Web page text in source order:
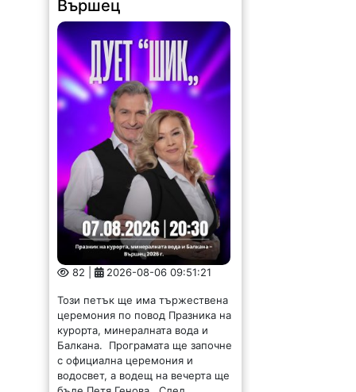
2026-08-06 09:51:21
церемония по повод Празника на
курорта, минералната вода и
Балкана. Програмата ще започне
с официална церемония и
водосвет, а водещ на вечерта ще
бъде Петя Генова. След...